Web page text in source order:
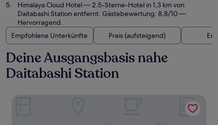
Himalaya Cloud Hotel— 2.5-Sterne-Hotel in 1,3 km von
Daitabashi Station entfernt. Gästebewertung: 8,8/10 —
Hervorragend.
Empfohlene Unterkünfte
Preis (aufsteigend)
Deine Ausgangsbasis nahe
Daitabashi Station